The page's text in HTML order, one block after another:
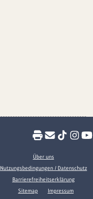
Über uns
Nutzungsbedingungen / Datenschutz
Barrierefreiheitserklärung
Sitemap
Impressum